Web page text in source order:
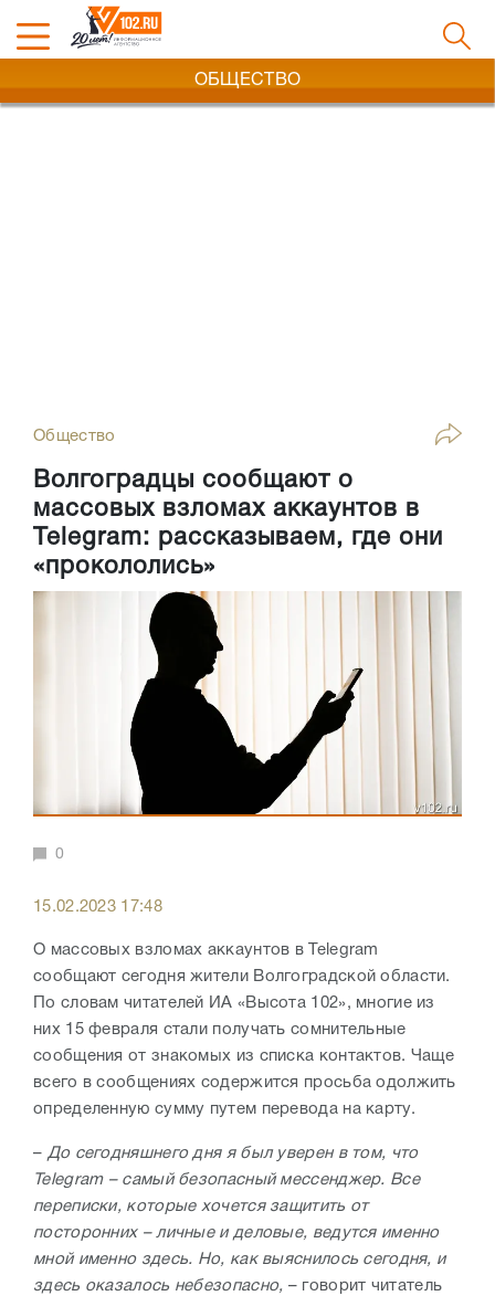
ОБЩЕСТВО
Общество
Волгоградцы сообщают о
массовых взломах аккаунтов в
Telegram: рассказываем, где они
«прокололись»
0
15.02.2023 17:48
О массовых взломах аккаунтов в Telegram
сообщают сегодня жители Волгоградской области.
По словам читателей ИА «Высота 102», многие из
них 15 февраля стали получать сомнительные
сообщения от знакомых из списка контактов. Чаще
всего в сообщениях содержится просьба одолжить
определенную сумму путем перевода на карту.
– До сегодняшнего дня я был уверен в том, что
Telegram – самый безопасный мессенджер. Все
переписки, которые хочется защитить от
посторонних – личные и деловые, ведутся именно
мной именно здесь. Но, как выяснилось сегодня, и
здесь оказалось небезопасно, – говорит читатель